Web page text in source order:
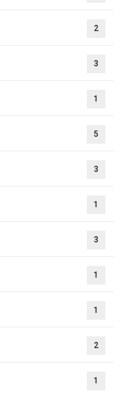
2
3
1
5
3
1
3
1
1
2
1